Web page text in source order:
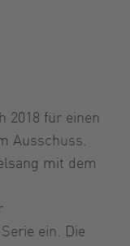
2018 für einen
Ausschuss.
mit dem
ein. Die